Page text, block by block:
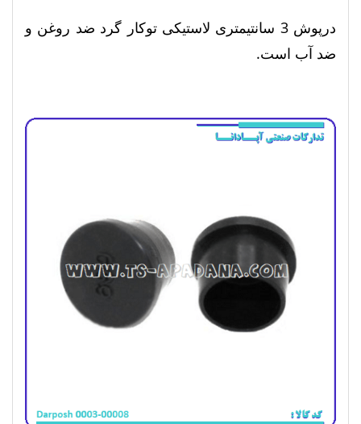
درپوش 3 سانتیمتری لاستیکی توکار گرد ضد روغن و
ضد آب است.